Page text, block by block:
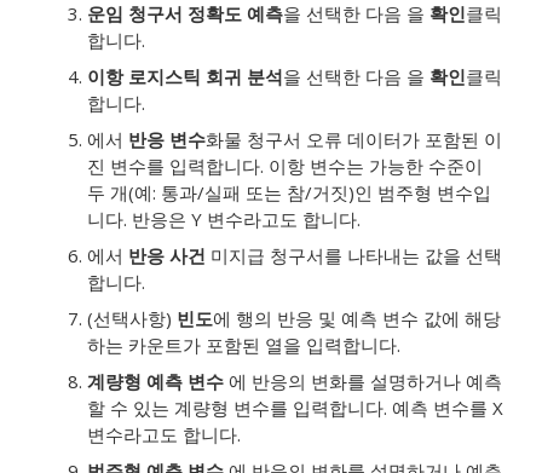
운임 청구서 정확도 예측을 선택한 다음 을 확인클릭
합니다.
이항 로지스틱 회귀 분석을 선택한 다음 을 확인클릭
합니다.
에서 반응 변수화물 청구서 오류 데이터가 포함된 이
진 변수를 입력합니다. 이항 변수는 가능한 수준이
두 개(예: 통과/실패 또는 참/거짓)인 범주형 변수입
니다. 반응은 Y 변수라고도 합니다.
에서 반응 사건 미지급 청구서를 나타내는 값을 선택
합니다.
(선택사항) 빈도에 행의 반응 및 예측 변수 값에 해당
하는 카운트가 포함된 열을 입력합니다.
계량형 예측 변수 에 반응의 변화를 설명하거나 예측
할 수 있는 계량형 변수를 입력합니다. 예측 변수를 X
변수라고도 합니다.